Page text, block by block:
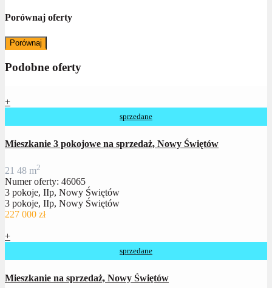
Porównaj oferty
Porównaj
Podobne oferty
+
sprzedane
Mieszkanie 3 pokojowe na sprzedaż, Nowy Świętów
21 48 m2
Numer oferty: 46065
3 pokoje, IIp, Nowy Świętów
3 pokoje, IIp, Nowy Świętów
227 000 zł
+
sprzedane
Mieszkanie na sprzedaż, Nowy Świętów